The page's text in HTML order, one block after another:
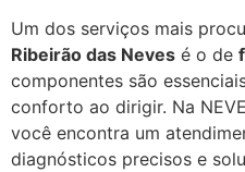
Um dos serviços mais
Ribeirão das Neves é o de
componentes são
conforto ao dirigir. Na
você encontra um
diagnósticos precisos e